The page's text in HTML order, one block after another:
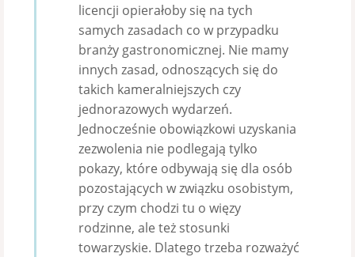
licencji opierałoby się na tych
samych zasadach co w przypadku
branży gastronomicznej. Nie mamy
innych zasad, odnoszących się do
takich kameralniejszych czy
jednorazowych wydarzeń.
Jednocześnie obowiązkowi uzyskania
zezwolenia nie podlegają tylko
pokazy, które odbywają się dla osób
pozostających w związku osobistym,
przy czym chodzi tu o więzy
rodzinne, ale też stosunki
towarzyskie. Dlatego trzeba rozważyć